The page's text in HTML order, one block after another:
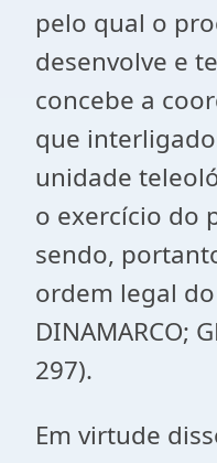
pelo qual o
desenvolve e
concebe a
que
unidade
o exercício do
sendo,
ordem legal do
DINAMARCO;
297).
Em virtude